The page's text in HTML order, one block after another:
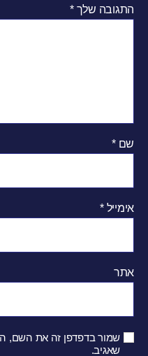
התגובה שלך*
שם*
אימייל*
אתר
שמור בדפדפן זה את השם,
שאגיב.